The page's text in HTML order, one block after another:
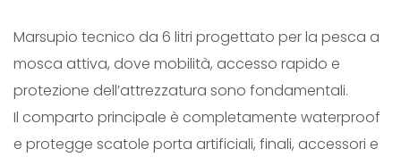
E
S
H
I
P
Marsupio tecnico da 6 litri progettato per la pesca a
mosca attiva, dove mobilità, accesso rapido e
protezione dell’attrezzatura sono fondamentali.
Il comparto principale è completamente waterproof
e protegge scatole porta artificiali, finali, accessori e